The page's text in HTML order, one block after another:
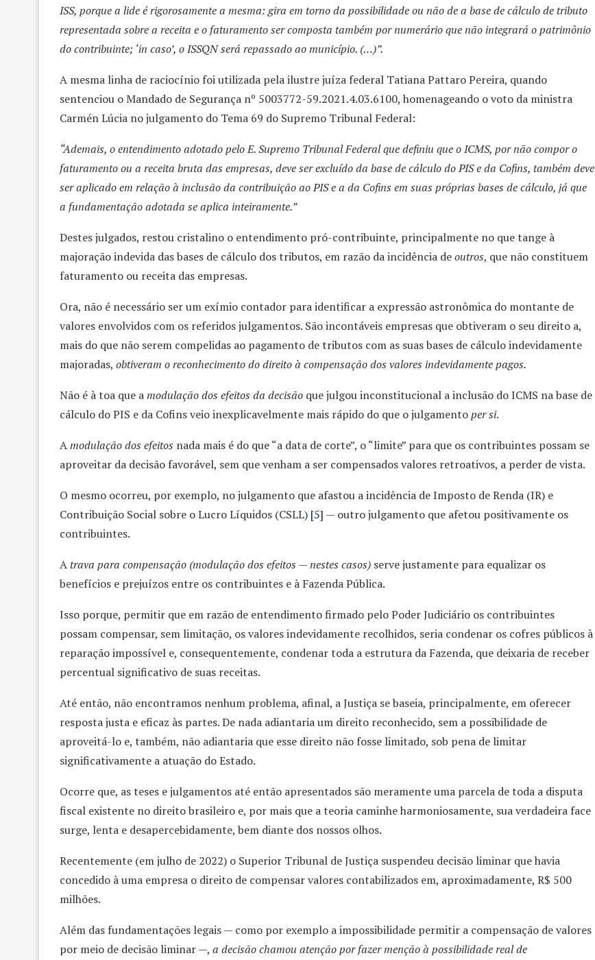
ISS, porque a lide é rigorosamente a mesma: gira em torno da possibilidade ou não de a base de cálculo de tributo
representada sobre a receita e o faturamento ser composta também por numerário que não integrará o patrimônio
do contribuinte; ‘in caso’, o ISSQN será repassado ao município. (…)”.
A mesma linha de raciocínio foi utilizada pela ilustre juíza federal Tatiana Pattaro Pereira, quando
sentenciou o Mandado de Segurança nº 5003772-59.2021.4.03.6100, homenageando o voto da ministra
Carmén Lúcia no julgamento do Tema 69 do Supremo Tribunal Federal:
“Ademais, o entendimento adotado pelo E. Supremo Tribunal Federal que definiu que o ICMS, por não compor o
faturamento ou a receita bruta das empresas, deve ser excluído da base de cálculo do PIS e da Cofins, também deve
ser aplicado em relação à inclusão da contribuição ao PIS e a da Cofins em suas próprias bases de cálculo, já que
a fundamentação adotada se aplica inteiramente.”
Destes julgados, restou cristalino o entendimento pró-contribuinte, principalmente no que tange à
majoração indevida das bases de cálculo dos tributos, em razão da incidência deoutros, que não constituem
faturamento ou receita das empresas.
Ora, não é necessário ser um exímio contador para identificar a expressão astronômica do montante de
valores envolvidos com os referidos julgamentos. São incontáveis empresas que obtiveram o seu direito a,
mais do que não serem compelidas ao pagamento de tributos com as suas bases de cálculo indevidamente
majoradas, obtiveram o reconhecimento do direito à compensação dos valores indevidamente pagos.
Não é à toa que amodulação dos efeitos da decisão que julgou inconstitucional a inclusão do ICMS na base de
cálculo do PIS e da Cofins veio inexplicavelmente mais rápido do que o julgamentoper si.
Amodulação dos efeitos nada mais é do que “a data de corte”, o “limite” para que os contribuintes possam se
aproveitar da decisão favorável, sem que venham a ser compensados valores retroativos, a perder de vista.
O mesmo ocorreu, por exemplo, no julgamento que afastou a incidência de Imposto de Renda (IR) e
Contribuição Social sobre o Lucro Líquidos (CSLL) [5] — outro julgamento que afetou positivamente os
contribuintes.
A trava para compensação (modulação dos efeitos —nestes casos) serve justamente para equalizar os
benefícios e prejuízos entre os contribuintes e à Fazenda Pública.
Isso porque, permitir que em razão de entendimento firmado pelo Poder Judiciário os contribuintes
possam compensar, sem limitação, os valores indevidamente recolhidos, seria condenar os cofres públicos à
reparação impossível e, consequentemente, condenar toda a estrutura da Fazenda, que deixaria de receber
percentual significativo de suas receitas.
Até então, não encontramos nenhum problema, afinal, a Justiça se baseia, principalmente, em oferecer
resposta justa e eficaz às partes. De nada adiantaria um direito reconhecido, sem a possibilidade de
aproveitá-lo e, também, não adiantaria que esse direito não fosse limitado, sob pena de limitar
significativamente a atuação do Estado.
Ocorre que, as teses e julgamentos até então apresentados são meramente uma parcela de toda a disputa
fiscal existente no direito brasileiro e, por mais que a teoria caminhe harmoniosamente, sua verdadeira face
surge, lenta e desapercebidamente, bem diante dos nossos olhos.
Recentemente (em julho de 2022) o Superior Tribunal de Justiça suspendeu decisão liminar que havia
concedido à uma empresa o direito de compensar valores contabilizados em, aproximadamente, R$ 500
milhões.
Além das fundamentações legais — como por exemplo a impossibilidade permitir a compensação de valores
por meio de decisão liminar —, a decisão chamou atenção por fazer menção à possibilidade real de